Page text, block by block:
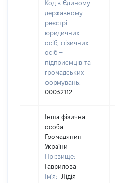
Код в Єдиному
державному
реєстрі
юридичних
осіб, фізичних
осіб –
підприємців та
громадських
формувань:
00032112
Інша фізична
особа
Громадянин
України
Прізвище:
Гаврилова
Ім'я:
Лідія